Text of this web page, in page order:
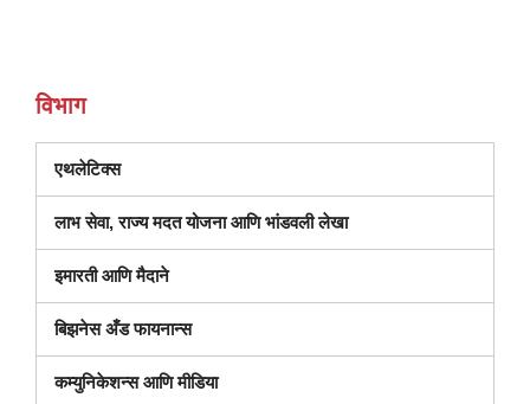
विभाग
एथलेटिक्स
लाभ सेवा, राज्य मदत योजना आणि भांडवली लेखा
इमारती आणि मैदाने
बिझनेस अँड फायनान्स
कम्युनिकेशन्स आणि मीडिया